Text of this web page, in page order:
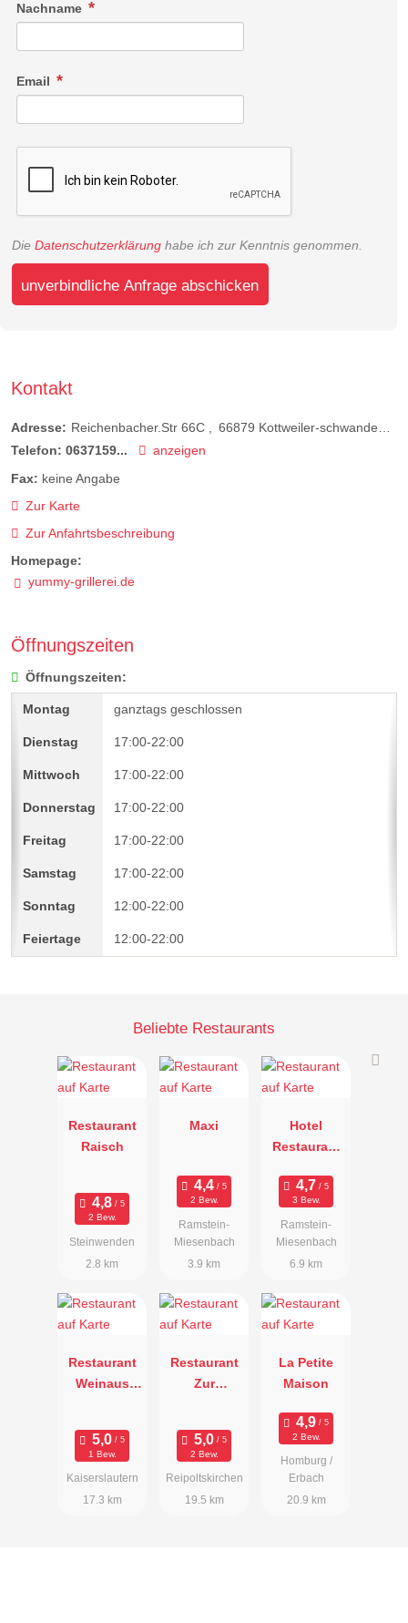
Nachname
Email
Die Datenschutzerklärung habe ich zur Kenntnis genommen.
unverbindliche Anfrage abschicken
Kontakt
Adresse: Reichenbacher.Str 66C 66879 Kottweiler-schwanden
Telefon: 0637159...
anzeigen
Fax: keine Angabe
Zur Karte
Zur Anfahrtsbeschreibung
Homepage:
yummy-grillerei.de
Öffnungszeiten
Öffnungszeiten:
ganztags geschlossen
17:00-22:00
17:00-22:00
17:00-22:00
17:00-22:00
17:00-22:00
12:00-22:00
12:00-22:00
Beliebte Restaurants
Restaurant
Raisch
2 Bew.
Steinwenden
2.8 km
Maxi
2 Bew.
Ramstein-
Miesenbach
3.9 km
Hotel
Restaurant
3 Bew.
Ramstein-
Miesenbach
6.9 km
Restaurant
Weinaus
1 Bew.
Kaiserslautern
17.3 km
Restaurant
Zur
2 Bew.
Reipoltskirchen
19.5 km
La Petite
Maison
2 Bew.
Homburg /
Erbach
20.9 km